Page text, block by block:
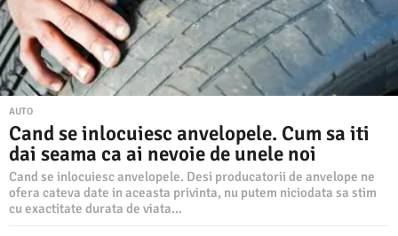
6
AUTO
Cand se inlocuiesc anvelopele. Cum sa iti
dai seama ca ai nevoie de unele noi
Cand se inlocuiesc anvelopele. Desi producatorii de anvelope ne
ofera cateva date in aceasta privinta, nu putem niciodata sa stim
cu exactitate durata de viata...